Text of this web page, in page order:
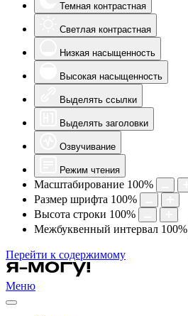
Темная контрастная
Светлая контрастная
Низкая насыщенность
Высокая насыщенность
Выделять ссылки
Выделять заголовки
Озвучивание
Режим чтения
Масштабирование 100%
Размер шрифта 100%
Высота строки 100%
Межбуквенный интервал 100%
Перейти к содержимому
Меню